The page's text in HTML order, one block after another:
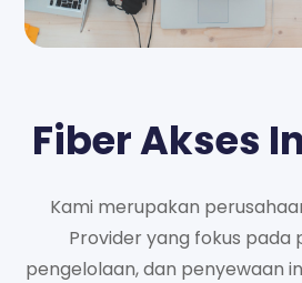
Fiber Akses
Kami merupakan
Provider yang fokus pada
pengelolaan, dan penyewaan